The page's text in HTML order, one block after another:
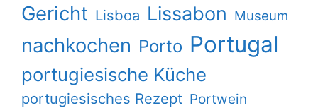
Gericht Lisboa Lissabon Museum
nachkochen Porto Portugal
portugiesische Küche
portugiesisches Rezept Portwein